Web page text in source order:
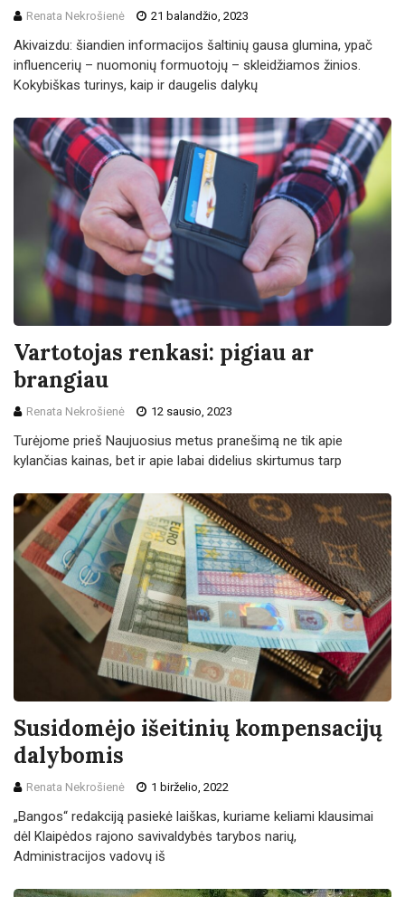
Renata Nekrošienė 21 balandžio, 2023
Akivaizdu: šiandien informacijos šaltinių gausa glumina, ypač
influencerių – nuomonių formuotojų – skleidžiamos žinios.
Kokybiškas turinys, kaip ir daugelis dalykų
Vartotojas renkasi: pigiau ar
brangiau
Renata Nekrošienė 12 sausio, 2023
Turėjome prieš Naujuosius metus pranešimą ne tik apie
kylančias kainas, bet ir apie labai didelius skirtumus tarp
Susidomėjo išeitinių kompensacijų
dalybomis
Renata Nekrošienė 1 birželio, 2022
„Bangos“ redakciją pasiekė laiškas, kuriame keliami klausimai
dėl Klaipėdos rajono savivaldybės tarybos narių,
Administracijos vadovų iš